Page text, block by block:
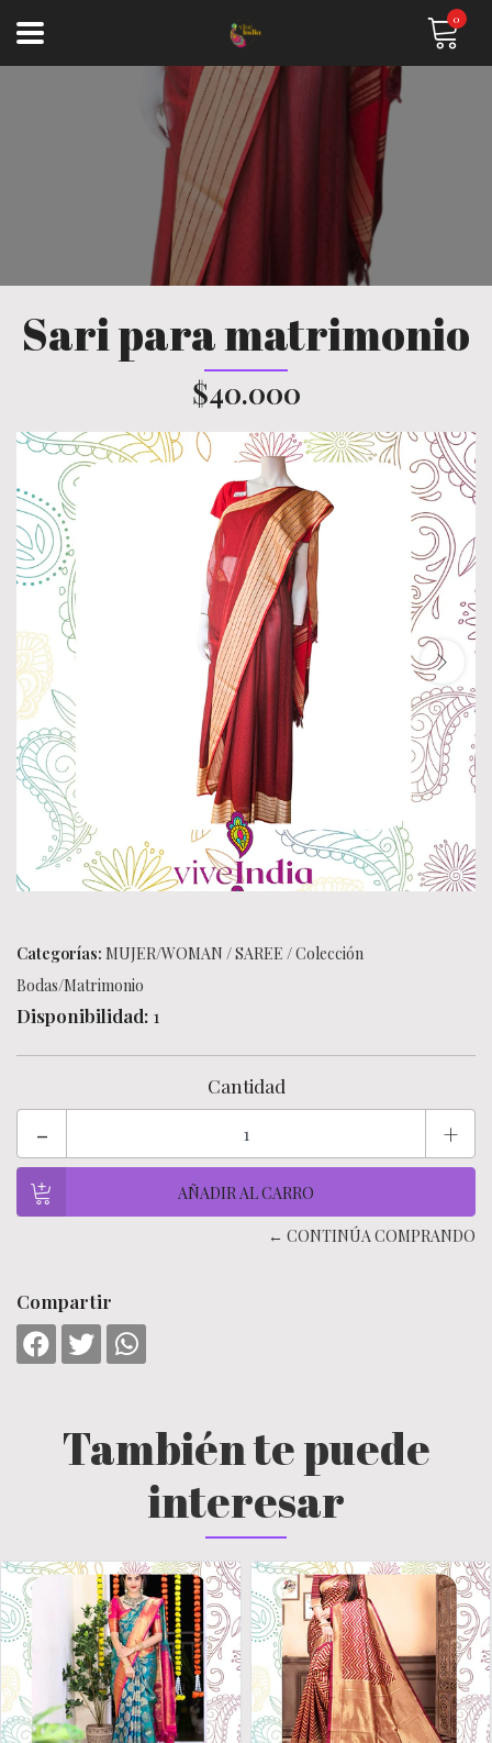
0
Sari para matrimonio
$40.000
Categorías: MUJER/WOMAN /SAREE /Colección
Bodas/Matrimonio
Disponibilidad: 1
Cantidad
- +
← CONTINÚA COMPRANDO
Compartir
También te puede
interesar